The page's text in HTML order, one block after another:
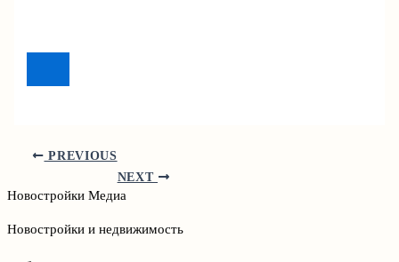
PREVIOUS
NEXT
Новостройки Медиа
Новостройки и недвижимость